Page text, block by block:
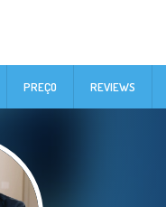
PREÇO REVIEWS